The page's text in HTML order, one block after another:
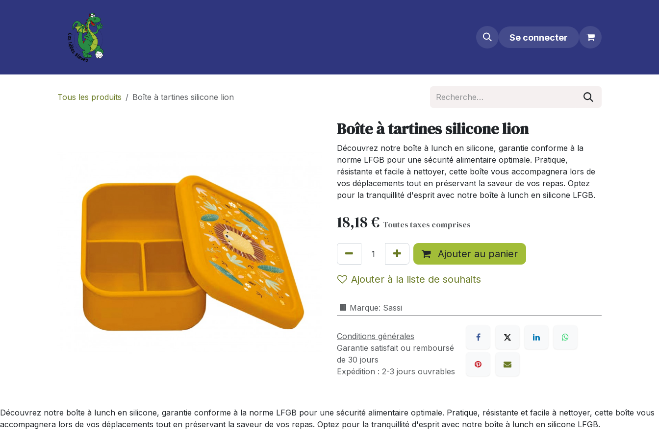
Se connecter
Tous les produits Boîte à tartines silicone lion
Boîte à tartines silicone lion
Découvrez notre boîte à lunch en silicone, garantie conforme à la
norme LFGB pour une sécurité alimentaire optimale. Pratique,
résistante et facile à nettoyer, cette boîte vous accompagnera lors de
vos déplacements tout en préservant la saveur de vos repas. Optez
pour la tranquillité d'esprit avec notre boîte à lunch en silicone LFGB.
18,18€ Toutes taxes comprises
Ajouter au panier
Ajouter à la liste de souhaits
🏢 Marque: Sassi
Conditions générales
Garantie satisfait ou remboursé
de 30 jours
Expédition : 2-3 jours ouvrables
Découvrez notre boîte à lunch en silicone, garantie conforme à la norme LFGB pour une sécurité alimentaire optimale. Pratique, résistante et facile à nettoyer, cette boîte vous
accompagnera lors de vos déplacements tout en préservant la saveur de vos repas. Optez pour la tranquillité d'esprit avec notre boîte à lunch en silicone LFGB.